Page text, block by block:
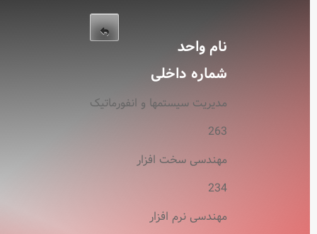
نام واحد
شماره داخلی
مدیریت سیستمها و انفورماتیک
263
مهندسی سخت افزار
234
مهندسی نرم افزار